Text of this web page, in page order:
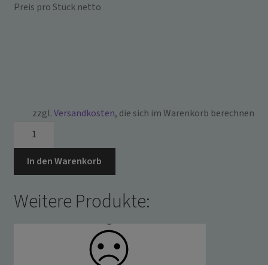
Preis pro Stück netto
zzgl.Versandkosten, die sich im Warenkorb berechnen
EK072R
TROKARDORN
DREIKANT
110MM
In den Warenkorb
Weitere Produkte: